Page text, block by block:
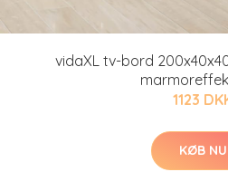
vidaXL tv-bord
1123
KØB NU